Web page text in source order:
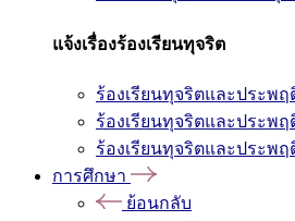
แจ้งเรื่องร้องเรียนทุจริต
ร้องเรียนทุจริตและประพ
ร้องเรียนทุจริตและประพ
ร้องเรียนทุจริตและประพ
การศึกษา
ย้อนกลับ